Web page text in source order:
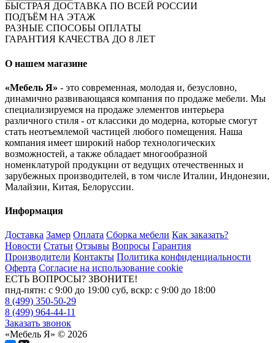
БЫСТРАЯ ДОСТАВКА ПО ВСЕЙ РОССИИ
ПОДЪЁМ НА ЭТАЖ
РАЗНЫЕ СПОСОБЫ ОПЛАТЫ
ГАРАНТИЯ КАЧЕСТВА ДО 8 ЛЕТ
О нашем магазине
«Мебель Я» - это современная, молодая и, безусловно,
динамично развивающаяся компания по продаже мебели. Мы
специализируемся на продаже элементов интерьера
различного стиля - от классики до модерна, которые смогут
стать неотъемлемой частицей любого помещения. Наша
компания имеет широкий набор технологических
возможностей, а также обладает многообразной
номенклатурой продукции от ведущих отечественных и
зарубежных производителей, в том числе Италии, Индонезии,
Малайзии, Китая, Белоруссии.
Информация
Доставка Замер Оплата Сборка мебели Как заказать?
Новости Статьи Отзывы Вопросы Гарантия
Производители Контакты Политика конфиденциальности
Оферта Согласие на использование cookie
ЕСТЬ ВОПРОСЫ? ЗВОНИТЕ!
пнд-пятн: с 9:00 до 19:00 суб, вскр: с 9:00 до 18:00
8 (499) 350-50-29
8 (499) 964-44-11
Заказать звонок
«Мебель Я» © 2026